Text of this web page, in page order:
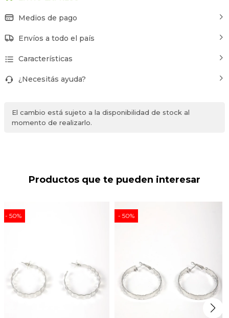
Medios de pago
Envíos a todo el país
Características
¿Necesitás ayuda?
El cambio está sujeto a la disponibilidad de stock al
momento de realizarlo.
Productos que te pueden interesar
50 50